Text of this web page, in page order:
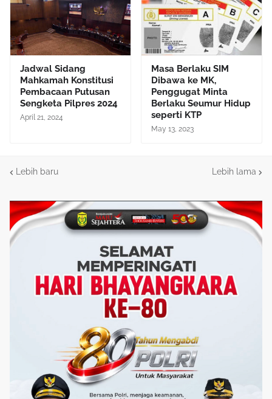
Jadwal Sidang
Mahkamah Konstitusi
Pembacaan Putusan
Sengketa Pilpres 2024
April 21, 2024
Masa Berlaku SIM
Dibawa ke MK,
Penggugat Minta
Berlaku Seumur Hidup
seperti KTP
May 13, 2023
Lebih baru Lebih lama